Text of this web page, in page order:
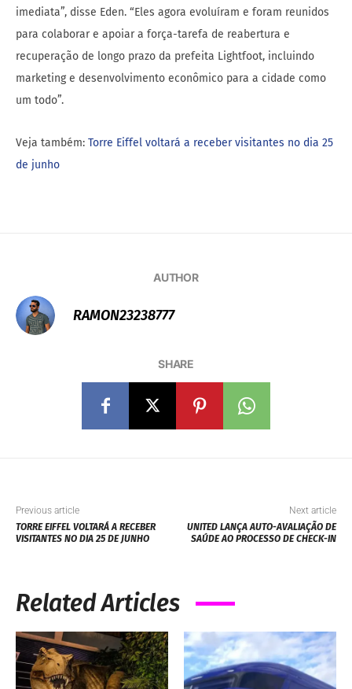
imediata”, disse Eden. “Eles agora evoluíram e foram reunidos
para colaborar e apoiar a força-tarefa de reabertura e
recuperação de longo prazo da prefeita Lightfoot, incluindo
marketing e desenvolvimento econômico para a cidade como
um todo”.
Veja também: Torre Eiffel voltará a receber visitantes no dia 25
de junho
AUTHOR
RAMON23238777
SHARE
Previous article
TORRE EIFFEL VOLTARÁ A RECEBER
VISITANTES NO DIA 25 DE JUNHO
Next article
UNITED LANÇA AUTO-AVALIAÇÃO DE
SAÚDE AO PROCESSO DE CHECK-IN
Related Articles